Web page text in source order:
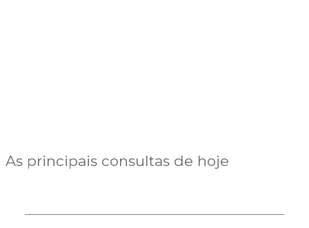
As principais consultas de hoje